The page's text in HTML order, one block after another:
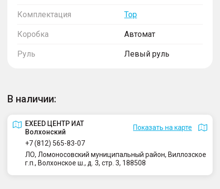
Комплектация Top
Коробка Автомат
Руль Левый руль
В наличии:
EXEED ЦЕНТР ИАТ
Волхонский
Показать на карте
+7 (812) 565-83-07
ЛО, Ломоносовский муниципальный район, Виллозское
г.п., Волхонское ш., д. 3, стр. 3, 188508